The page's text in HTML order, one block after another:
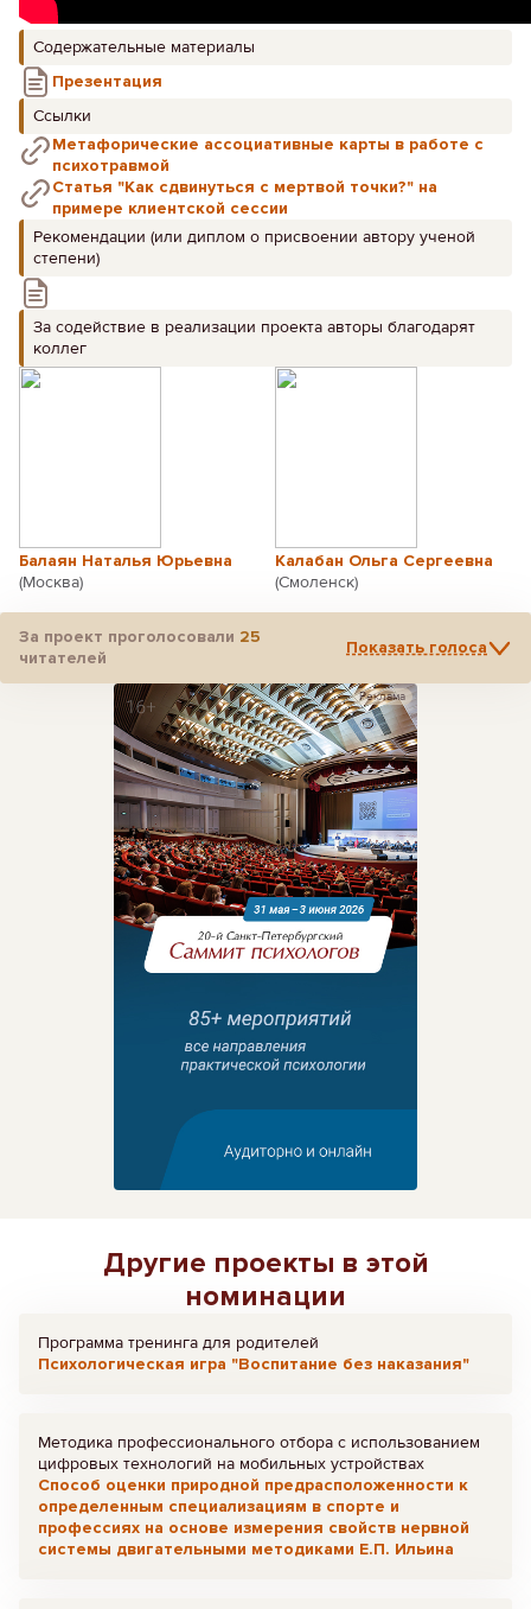
Содержательные материалы
Презентация
Ссылки
Метафорические ассоциативные карты в работе с
психотравмой
Статья "Как сдвинуться с мертвой точки?" на
примере клиентской сессии
Рекомендации (или диплом о присвоении автору ученой
степени)
За содействие в реализации проекта авторы благодарят
коллег
Балаян Наталья Юрьевна
(Москва)
Калабан Ольга Сергеевна
(Смоленск)
За проект проголосовали 25
читателей
Показать голоса
Реклама
Другие проекты в этой
номинации
Программа тренинга для родителей
Психологическая игра "Воспитание без наказания"
Методика профессионального отбора с использованием
цифровых технологий на мобильных устройствах
Способ оценки природной предрасположенности к
определенным специализациям в спорте и
профессиях на основе измерения свойств нервной
системы двигательными методиками Е.П. Ильина